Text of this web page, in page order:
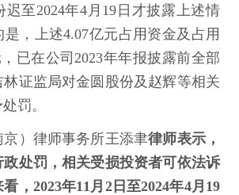
至2024年4月19日才披露上述情
，上述4.07亿元占用资金及占用
已在公司2023年年报披露前全部
林证监局对金圆股份及赵辉等相关
罚。
）律师事务所王添聿律师表示，
处罚，相关受损投资者可依法诉
，2023年11月2日至2024年4月19